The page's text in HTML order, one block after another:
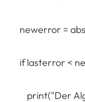
newerror =
if lasterror <
print("Der